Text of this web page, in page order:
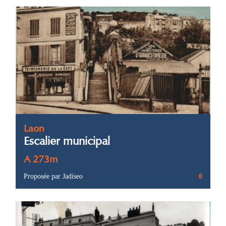
Laon
Escalier municipal
A 273m
Proposée par Jadiseo 0